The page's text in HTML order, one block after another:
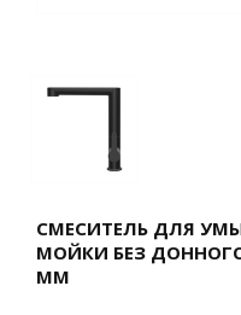
СМЕСИТЕЛЬ ДЛЯ
МОЙКИ БЕЗ ДОННОГО
ММ